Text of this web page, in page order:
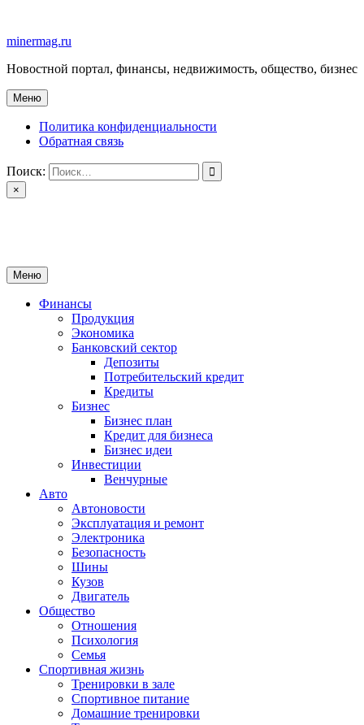
содержимому
minermag.ru
Новостной портал, финансы, недвижимость, общество, бизнес
Меню
Политика конфиденциальности
Обратная связь
Поиск:
×
Меню
Финансы
Продукция
Экономика
Банковский сектор
Депозиты
Потребительский кредит
Кредиты
Бизнес
Бизнес план
Кредит для бизнеса
Бизнес идеи
Инвестиции
Венчурные
Авто
Автоновости
Эксплуатация и ремонт
Электроника
Безопасность
Шины
Кузов
Двигатель
Общество
Отношения
Психология
Семья
Спортивная жизнь
Тренировки в зале
Спортивное питание
Домашние тренировки